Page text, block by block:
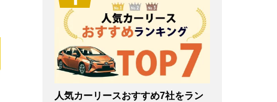
人気カーリースおすすめ7社をラン